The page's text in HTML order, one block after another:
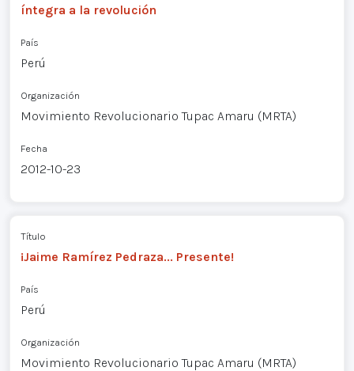
íntegra a la revolución
País
Perú
Organización
Movimiento Revolucionario Tupac Amaru (MRTA)
Fecha
2012-10-23
Título
¡Jaime Ramírez Pedraza... Presente!
País
Perú
Organización
Movimiento Revolucionario Tupac Amaru (MRTA)